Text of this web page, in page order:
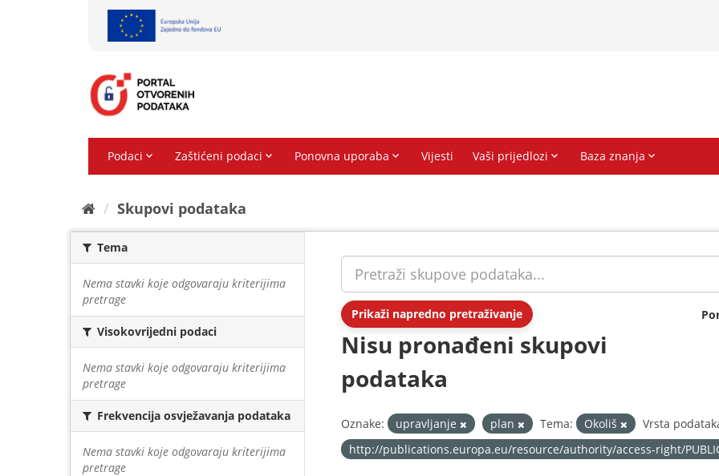
Skupovi podаtаkа
Tema
Nema stavki koje odgovaraju kriterijima
pretrage
Visokovrijedni podaci
Nema stavki koje odgovaraju kriterijima
pretrage
Frekvencija osvježavanja podataka
Nema stavki koje odgovaraju kriterijima
pretrage
Prikaži napredno pretraživanje
Nisu pronađeni skupovi
podataka
Oznake: upravljanje plan Tema: Okoliš
Vrsta
http://publications.europa.eu/resource/authority/access-right/